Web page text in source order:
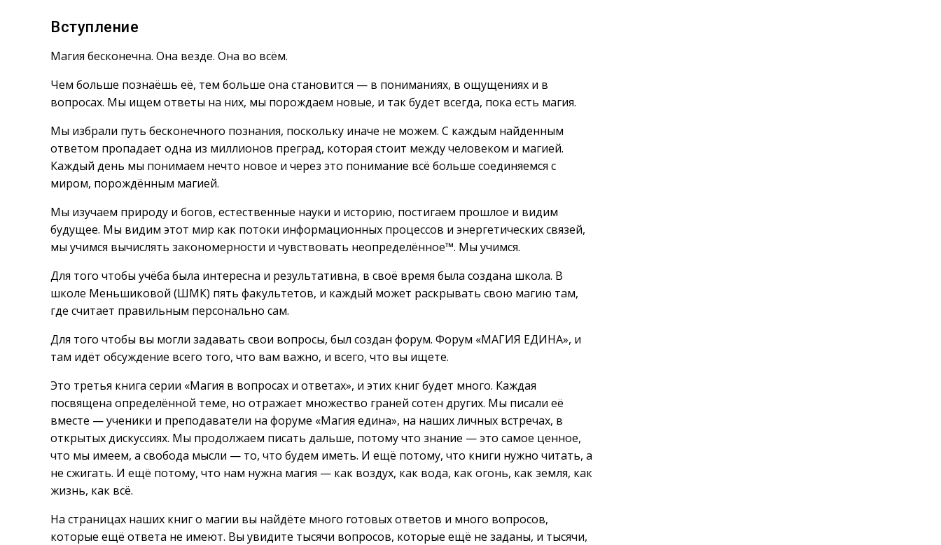
Вступление
Магия бесконечна. Она везде. Она во всём.
Чем больше познаёшь её, тем больше она становится — в пониманиях, в ощущениях и в
вопросах. Мы ищем ответы на них, мы порождаем новые, и так будет всегда, пока есть магия.
Мы избрали путь бесконечного познания, поскольку иначе не можем. С каждым найденным
ответом пропадает одна из миллионов преград, которая стоит между человеком и магией.
Каждый день мы понимаем нечто новое и через это понимание всё больше соединяемся с
миром, порождённым магией.
Мы изучаем природу и богов, естественные науки и историю, постигаем прошлое и видим
будущее. Мы видим этот мир как потоки информационных процессов и энергетических связей,
мы учимся вычислять закономерности и чувствовать неопределённое™. Мы учимся.
Для того чтобы учёба была интересна и результативна, в своё время была создана школа. В
школе Меньшиковой (ШМК) пять факультетов, и каждый может раскрывать свою магию там,
где считает правильным персонально сам.
Для того чтобы вы могли задавать свои вопросы, был создан форум. Форум «МАГИЯ ЕДИНА», и
там идёт обсуждение всего того, что вам важно, и всего, что вы ищете.
Это третья книга серии «Магия в вопросах и ответах», и этих книг будет много. Каждая
посвящена определённой теме, но отражает множество граней сотен других. Мы писали её
вместе — ученики и преподаватели на форуме «Магия едина», на наших личных встречах, в
открытых дискуссиях. Мы продолжаем писать дальше, потому что знание — это самое ценное,
что мы имеем, а свобода мысли — то, что будем иметь. И ещё потому, что книги нужно читать, а
не сжигать. И ещё потому, что нам нужна магия — как воздух, как вода, как огонь, как земля, как
жизнь, как всё.
На страницах наших книг о магии вы найдёте много готовых ответов и много вопросов,
которые ещё ответа не имеют. Вы увидите тысячи вопросов, которые ещё не заданы, и тысячи,